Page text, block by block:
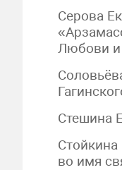
Серова
Любови и
Стешина
во имя